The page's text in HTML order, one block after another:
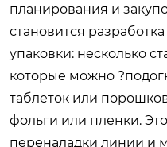
планирования и
становится
упаковки: несколько
которые можно
таблеток или
фольги или пленки.
переналадки линии и